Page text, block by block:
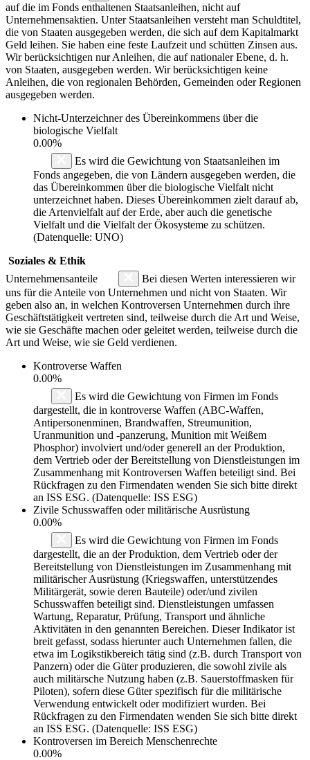
auf die im Fonds enthaltenen Staatsanleihen, nicht auf
Unternehmensaktien. Unter Staatsanleihen versteht man Schuldtitel,
die von Staaten ausgegeben werden, die sich auf dem Kapitalmarkt
Geld leihen. Sie haben eine feste Laufzeit und schütten Zinsen aus.
Wir berücksichtigen nur Anleihen, die auf nationaler Ebene, d. h.
von Staaten, ausgegeben werden. Wir berücksichtigen keine
Anleihen, die von regionalen Behörden, Gemeinden oder Regionen
ausgegeben werden.
Nicht-Unterzeichner des Übereinkommens über die
biologische Vielfalt
0.00%
Es wird die Gewichtung von Staatsanleihen im
Fonds angegeben, die von Ländern ausgegeben werden, die
das Übereinkommen über die biologische Vielfalt nicht
unterzeichnet haben. Dieses Übereinkommen zielt darauf ab,
die Artenvielfalt auf der Erde, aber auch die genetische
Vielfalt und die Vielfalt der Ökosysteme zu schützen.
(Datenquelle: UNO)
Soziales & Ethik
Unternehmensanteile
Bei diesen Werten interessieren wir
uns für die Anteile von Unternehmen und nicht von Staaten. Wir
geben also an, in welchen Kontroversen Unternehmen durch ihre
Geschäftstätigkeit vertreten sind, teilweise durch die Art und Weise,
wie sie Geschäfte machen oder geleitet werden, teilweise durch die
Art und Weise, wie sie Geld verdienen.
Kontroverse Waffen
0.00%
Es wird die Gewichtung von Firmen im Fonds
dargestellt, die in kontroverse Waffen (ABC-Waffen,
Antipersonenminen, Brandwaffen, Streumunition,
Uranmunition und -panzerung, Munition mit Weißem
Phosphor) involviert und/oder generell an der Produktion,
dem Vertrieb oder der Bereitstellung von Dienstleistungen im
Zusammenhang mit Kontroversen Waffen beteiligt sind. Bei
Rückfragen zu den Firmendaten wenden Sie sich bitte direkt
an ISS ESG. (Datenquelle: ISS ESG)
Zivile Schusswaffen oder militärische Ausrüstung
0.00%
Es wird die Gewichtung von Firmen im Fonds
dargestellt, die an der Produktion, dem Vertrieb oder der
Bereitstellung von Dienstleistungen im Zusammenhang mit
militärischer Ausrüstung (Kriegswaffen, unterstützendes
Militärgerät, sowie deren Bauteile) oder/und zivilen
Schusswaffen beteiligt sind. Dienstleistungen umfassen
Wartung, Reparatur, Prüfung, Transport und ähnliche
Aktivitäten in den genannten Bereichen. Dieser Indikator ist
breit gefasst, sodass hierunter auch Unternehmen fallen, die
etwa im Logikstikbereich tätig sind (z.B. durch Transport von
Panzern) oder die Güter produzieren, die sowohl zivile als
auch militärsche Nutzung haben (z.B. Sauerstoffmasken für
Piloten), sofern diese Güter spezifisch für die militärische
Verwendung entwickelt oder modifiziert wurden. Bei
Rückfragen zu den Firmendaten wenden Sie sich bitte direkt
an ISS ESG. (Datenquelle: ISS ESG)
Kontroversen im Bereich Menschenrechte
0.00%